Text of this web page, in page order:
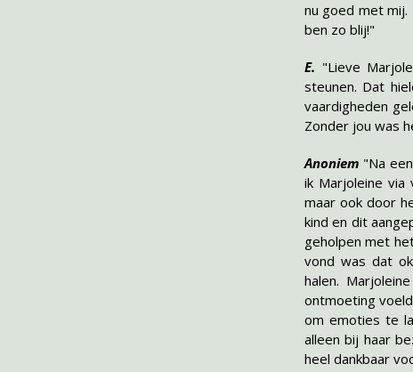
nu goed met mij.
ben zo blij!"
E. "Lieve
steunen. Dat
vaardigheden
Zonder jou was
Anoniem "Na
ik Marjoleine via
maar ook door
kind en dit
geholpen met
vond was dat
halen.
ontmoeting
om emoties te
alleen bij haar
heel dankbaar